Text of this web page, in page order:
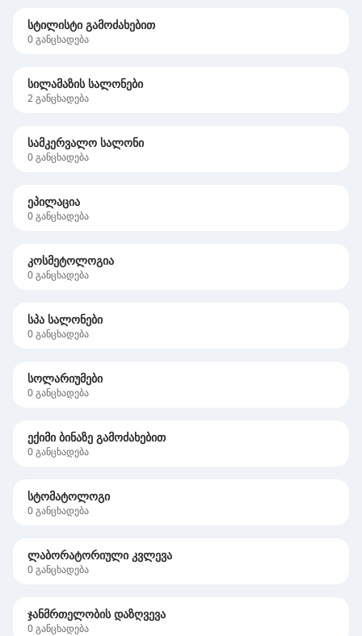
სტილისტი გამოძახებით
0განცხადება
სილამაზის სალონები
2განცხადება
სამკერვალო სალონი
0განცხადება
ეპილაცია
0განცხადება
კოსმეტოლოგია
0განცხადება
სპა სალონები
0განცხადება
სოლარიუმები
0განცხადება
ექიმი ბინაზე გამოძახებით
0განცხადება
სტომატოლოგი
0განცხადება
ლაბორატორიული კვლევა
0განცხადება
ჯანმრთელობის დაზღვევა
0განცხადება